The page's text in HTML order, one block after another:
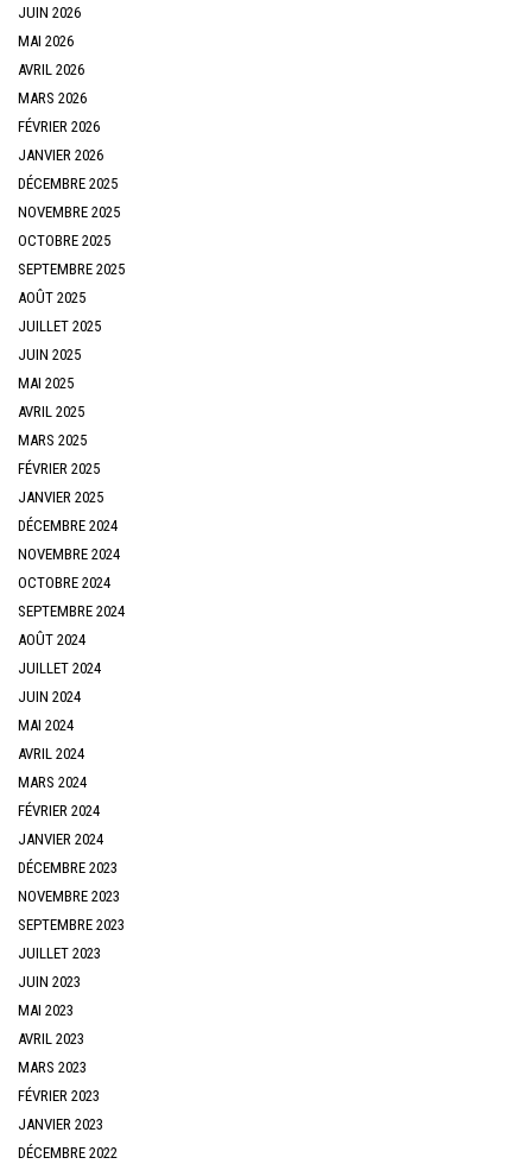
JUIN 2026
MAI 2026
AVRIL 2026
MARS 2026
FÉVRIER 2026
JANVIER 2026
DÉCEMBRE 2025
NOVEMBRE 2025
OCTOBRE 2025
SEPTEMBRE 2025
AOÛT 2025
JUILLET 2025
JUIN 2025
MAI 2025
AVRIL 2025
MARS 2025
FÉVRIER 2025
JANVIER 2025
DÉCEMBRE 2024
NOVEMBRE 2024
OCTOBRE 2024
SEPTEMBRE 2024
AOÛT 2024
JUILLET 2024
JUIN 2024
MAI 2024
AVRIL 2024
MARS 2024
FÉVRIER 2024
JANVIER 2024
DÉCEMBRE 2023
NOVEMBRE 2023
SEPTEMBRE 2023
JUILLET 2023
JUIN 2023
MAI 2023
AVRIL 2023
MARS 2023
FÉVRIER 2023
JANVIER 2023
DÉCEMBRE 2022